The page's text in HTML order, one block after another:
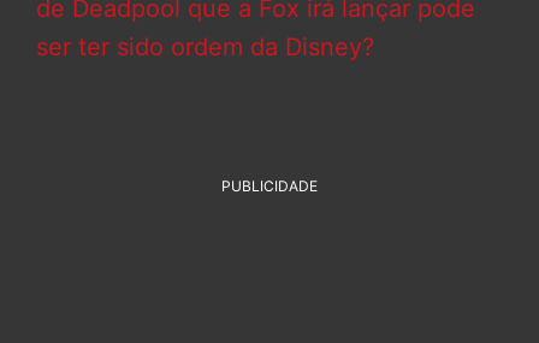
de Deadpool que a Fox irá lançar pode
ser ter sido ordem da Disney?
PUBLICIDADE